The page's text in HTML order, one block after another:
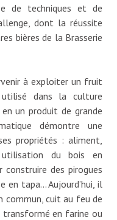
de techniques et de
dont la réussite
bières de la Brasserie
à exploiter un fruit
dans la culture
un produit de grande
démontre une
propriétés : aliment,
utilisation du bois en
des pirogues
en tapa… Aujourd’hui, il
commun, cuit au feu de
transformé en farine ou